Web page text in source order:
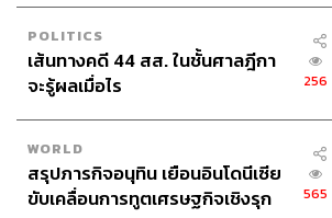
อีกหนึ่งห้องที่เรารู้สึกประทับใจมากๆ แล้
ห้องBrown Sugar (6,500 บาท)เป็นห้อง
บ่าวเจ้าสาว ตัวห้องมี 2 ชั้น ชั้นล่างเป็นเห
POLITICS
เส้นทางคดี 44 สส. ในชั้นศาลฎีกา
จะรู้ผลเมื่อไร
256
WORLD
สรุปภารกิจอนุทิน เยือนอินโดนีเซีย
ขับเคลื่อนการทูตเศรษฐกิจเชิงรุก
565